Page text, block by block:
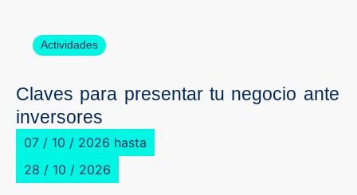
Actividades
Claves para presentar tu negocio ante
inversores
07 / 10 / 2026 hasta
28 / 10 / 2026